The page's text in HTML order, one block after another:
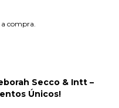
a compra.
Secco & Intt –
Únicos!